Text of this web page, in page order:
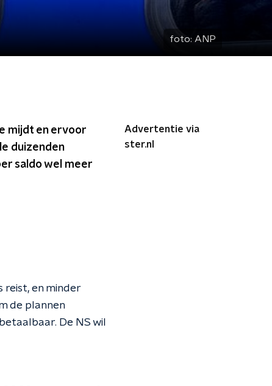
foto: ANP
mijdt en ervoor
duizenden
saldo wel meer
reist, en minder
de plannen
De NS wil
Advertentie via
ster.nl